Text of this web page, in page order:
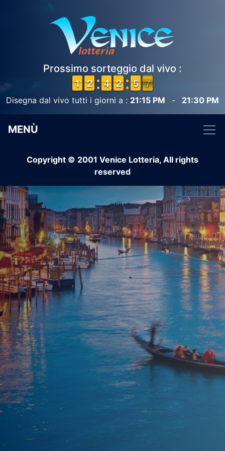
Prossimo sorteggio dal vivo :
1
1
1
1 1
1
2
2 3
3
4
4 3
2
2 0
5
5 7
6
Disegna dal vivo tutti i giorni a : 21:15 PM - 21:30 PM
MENÙ
Copyright © 2001 Venice Lotteria, All rights
reserved